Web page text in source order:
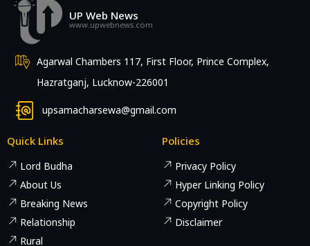
UP Web News
www.upwebnews.com
Agarwal Chambers 117, First Floor, Prince Complex,
Hazratganj, Lucknow-226001
upsamacharsewa@gmail.com
Quick Links
Lord Budha
About Us
Breaking News
Relationship
Rural
Policies
Privacy Policy
Hyper Linking Policy
Copyright Policy
Disclaimer